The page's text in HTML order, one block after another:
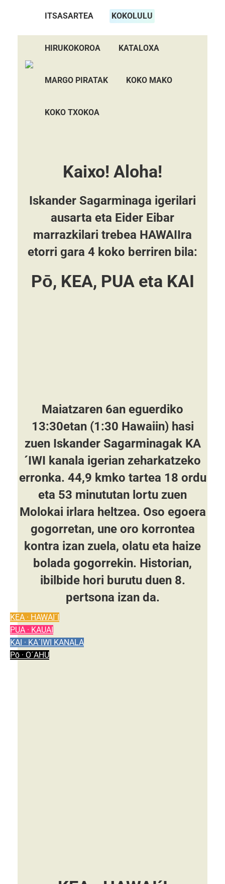
ITSASARTEA KOKOLULU
HIRUKOKOROA KATALOXA
MARGO PIRATAK KOKO MAKO
KOKO TXOKOA
Kaixo! Aloha!
Iskander Sagarminaga igerilari
ausarta eta Eider Eibar
marrazkilari trebea HAWAIIra
etorri gara 4 koko berriren bila:
Pō, KEA, PUAeta KAI
Maiatzaren 6an eguerdiko
13:30etan (1:30 Hawaiin) hasi
zuen Iskander Sagarminagak KA
´IWI kanala igerian zeharkatzeko
erronka. 44,9 kmko tartea 18 ordu
eta 53 minututan lortu zuen
Molokai irlara heltzea. Oso egoera
gogorretan, une oro korrontea
kontra izan zuela, olatu eta haize
bolada gogorrekin. Historian,
ibilbide hori burutu duen 8.
pertsona izan da.
KEA · HAWAI´I
PUA · KAUAI
KAI · KA´IWI KANALA
Pō · O´AHU